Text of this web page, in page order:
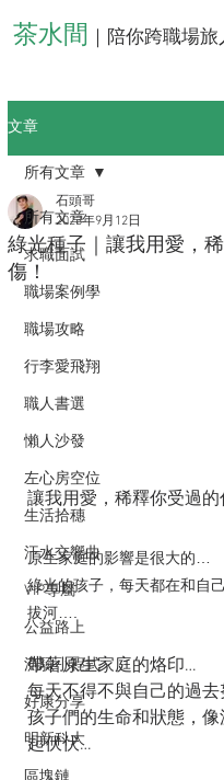
茶水間 ｜陪你跨職場旅
文章
所有文章
求職面試
職場案例學
職場攻略
行李愛飛翔
職人書選
懶人沙發
左心房空位
生活拾穗
汗水交響曲
VIP專屬
公益路上
測驗小程式
好康分享
明新科大
所有文章
綠光種子｜讓我用愛，
傷！
石頭哥
2023年9月12日
讓我用愛，稀釋你受過的
原生家庭的影響是很大的…
綠光的孩子，每天都在和自
拔河….
帶著原生家庭的烙印…
每天不得不與自己的過
孩子們的生命和狀態，
起伏伏…